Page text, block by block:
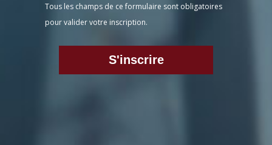
Tous les champs de ce formulaire sont obligatoires
pour valider votre inscription.